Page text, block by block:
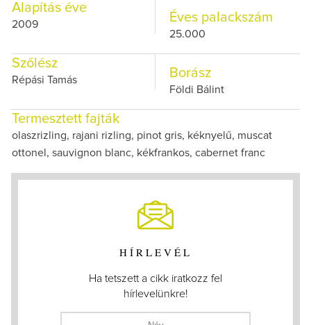
Alapítás éve
2009 Éves palackszám
25.000
Szőlész
Répási Tamás Borász
Földi Bálint
Termesztett fajták
olaszrizling, rajani rizling, pinot gris, kéknyelű, muscat
ottonel, sauvignon blanc, kékfrankos, cabernet franc
HÍRLEVÉL
Ha tetszett a cikk iratkozz fel
hírlevelünkre!